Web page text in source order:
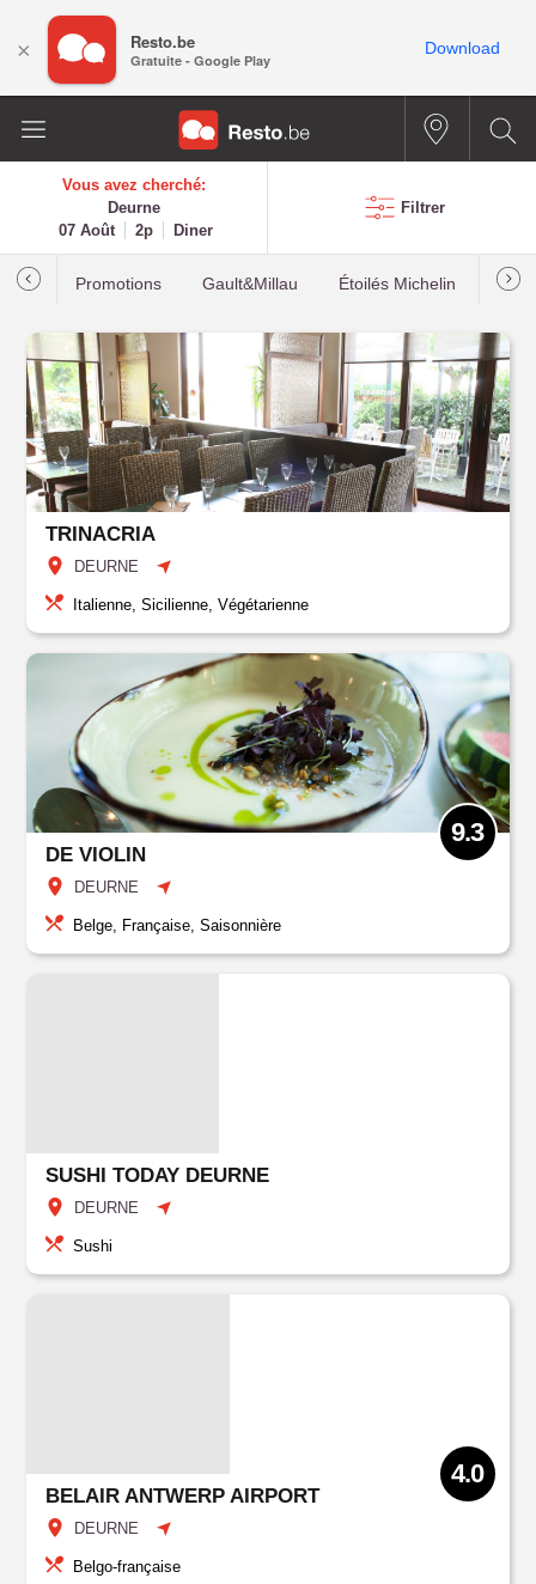
Vous avez cherché:
Deurne
07 Août
2p Diner
Filtrer
Promotions Gault&Millau Étoilés Michelin Les
TRINACRIA
DEURNE
Italienne, Sicilienne, Végétarienne
DE VIOLIN
DEURNE
9.3
Belge, Française, Saisonnière
SUSHI TODAY DEURNE
DEURNE
Sushi
BELAIR ANTWERP AIRPORT
DEURNE
4.0
Belgo-française
× Resto.be
Gratuite - Google Play
Download